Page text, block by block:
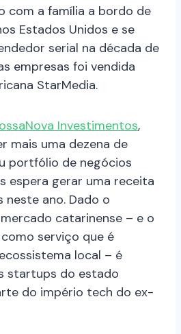
com a família a bordo de
Estados Unidos e se
serial na década de
empresas foi vendida
StarMedia.
Investimentos,
mais uma dezena de
portfólio de negócios
espera gerar uma receita
neste ano. Dado o
catarinense – e o
serviço que é
local – é
startups do estado
do império tech do ex-